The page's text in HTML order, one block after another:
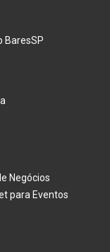
BaresSP
Negócios
para Eventos